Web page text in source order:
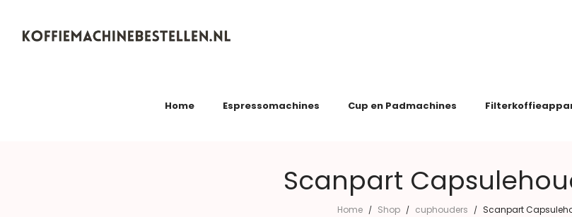
Home Espressomachines Cup en Padmachines
Scanpart
Home / Shop / cuphouders / Scanpart